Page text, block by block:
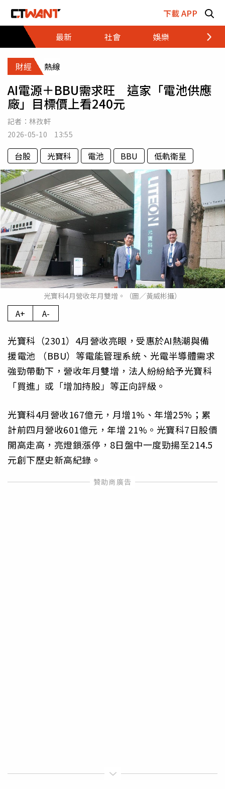
下載 APP
最新
社會 娛樂 財經
財經 熱線
AI電源＋BBU需求旺 這家「電池供應
廠」目標價上看240元
記者： 林孜軒
2026-05-10 13:55
台股 光寶科 電池 BBU 低軌衛星
光寶科4月營收年月雙增。（圖／黃威彬攝）
A+ A-
光寶科（2301）4月營收亮眼，受惠於AI熱潮與備
援電池 （BBU）等電能管理系統、光電半導體需求
強勁帶動下，營收年月雙增，法人紛紛給予光寶科
「買進」或「增加持股」等正向評級。
光寶科4月營收167億元，月增1%、年增25%；累
計前四月營收601億元，年增 21%。光寶科7日股價
開高走高，亮燈鎖漲停，8日盤中一度勁揚至214.5
元創下歷史新高紀錄。